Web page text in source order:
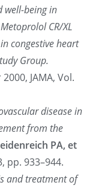
well-being in
CR/XL
congestive heart
Group.
JAMA, Vol.
disease in
from the
PA, et
pp. 933–944.
and treatment of